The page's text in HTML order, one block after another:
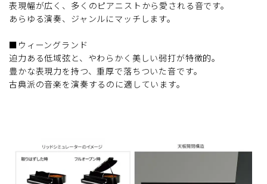
表現幅が広く、多くのピアニストから愛される音です。
あらゆる演奏、ジャンルにマッチします。
■ウィーングランド
迫力ある低域弦と、やわらかく美しい弱打が特徴的。
豊かな表現力を持つ、重厚で落ちついた音です。
古典派の音楽を演奏するのに適しています。